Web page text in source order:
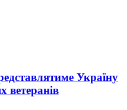
Україну
ветеранів